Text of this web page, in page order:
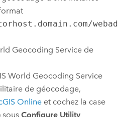
Geocoding Service de
World Geocoding Service
de géocodage,
Online et cochez la case
sousConfigure Utility